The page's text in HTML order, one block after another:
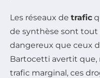
Les réseaux de trafic
de synthèse sont tout
dangereux que ceux
Bartocetti avertit que,
trafic marginal, ces